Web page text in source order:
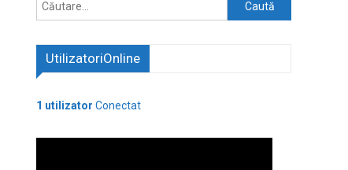
UtilizatoriOnline
1 utilizator Conectat